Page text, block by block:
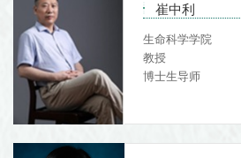
崔中利
生命科学学院
教授
博士生导师